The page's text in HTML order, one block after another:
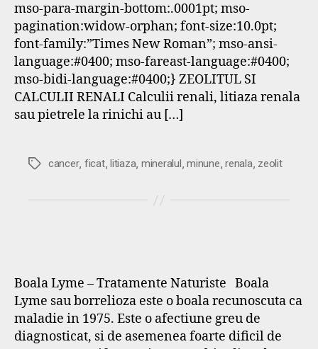
mso-para-margin-bottom:.0001pt; mso-
pagination:widow-orphan; font-size:10.0pt;
font-family:”Times New Roman”; mso-ansi-
language:#0400; mso-fareast-language:#0400;
mso-bidi-language:#0400;} ZEOLITUL SI
CALCULII RENALI Calculii renali, litiaza renala
sau pietrele la rinichi au […]
Etichete
cancer, ficat,litiaza, mineralul,minune,renala, zeolit
Boala Lyme – Tratamente Naturiste Boala
Lyme sau borrelioza este o boala recunoscuta ca
maladie in 1975. Este o afectiune greu de
diagnosticat, si de asemenea foarte dificil de